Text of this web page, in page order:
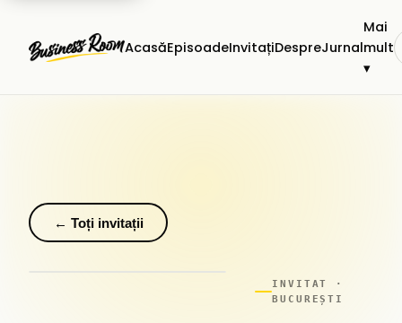
AcasăEpisoadeInvitațiDespreJurnal
Mai
mult
▾
← Toți invitații
INVITAT ·
BUCUREȘTI